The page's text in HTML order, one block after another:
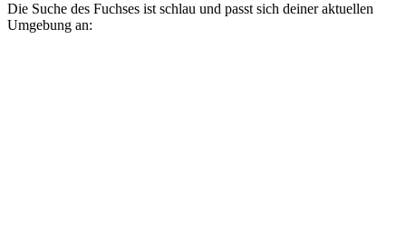
Die Suche des Fuchses ist schlau und passt sich deiner aktuellen
Umgebung an: